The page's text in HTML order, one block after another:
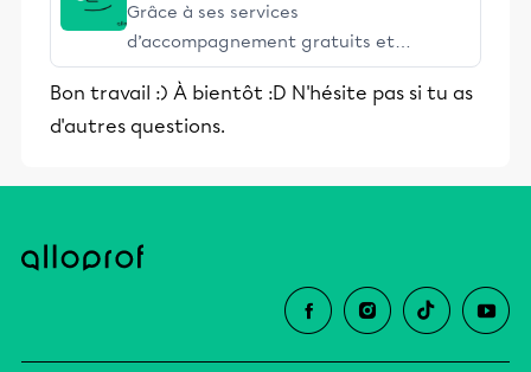
Grâce à ses services
d’accompagnement gratuits et
stimulants, Alloprof engage les élèves
et leurs parents dans la réussite
éducative.
Bon travail :) À bientôt :D N'hésite pas si tu as
d'autres questions.